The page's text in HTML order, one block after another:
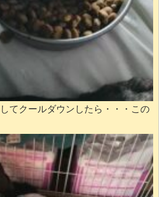
てクールダウンしたら・・・この